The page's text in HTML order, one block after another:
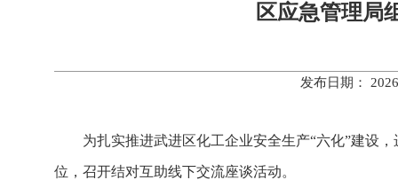
区应急管理局
发布日期：
为扎实推进武进区化工企业安全生产“六化”建设
位，召开结对互助线下交流座谈活动。